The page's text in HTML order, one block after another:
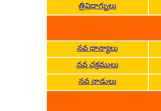
త్రివిధాగ్నులు
నవ ధాన్యాలు
నవ చక్రములు
నవ నాడులు